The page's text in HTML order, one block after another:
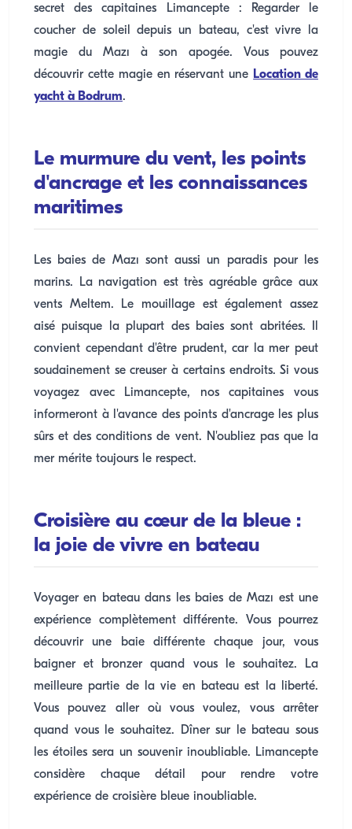
secret des capitaines Limancepte : Regarder le
coucher de soleil depuis un bateau, c'est vivre la
magie du Mazı à son apogée. Vous pouvez
découvrir cette magie en réservant une Location de
yacht à Bodrum.
Le murmure du vent, les points
d'ancrage et les connaissances
maritimes
Les baies de Mazı sont aussi un paradis pour les
marins. La navigation est très agréable grâce aux
vents Meltem. Le mouillage est également assez
aisé puisque la plupart des baies sont abritées. Il
convient cependant d'être prudent, car la mer peut
soudainement se creuser à certains endroits. Si vous
voyagez avec Limancepte, nos capitaines vous
informeront à l'avance des points d'ancrage les plus
sûrs et des conditions de vent. N'oubliez pas que la
mer mérite toujours le respect.
Croisière au cœur de la bleue :
la joie de vivre en bateau
Voyager en bateau dans les baies de Mazı est une
expérience complètement différente. Vous pourrez
découvrir une baie différente chaque jour, vous
baigner et bronzer quand vous le souhaitez. La
meilleure partie de la vie en bateau est la liberté.
Vous pouvez aller où vous voulez, vous arrêter
quand vous le souhaitez. Dîner sur le bateau sous
les étoiles sera un souvenir inoubliable. Limancepte
considère chaque détail pour rendre votre
expérience de croisière bleue inoubliable.